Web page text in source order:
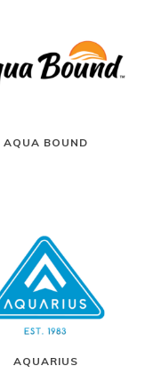
AQUA BOUND
AQUARIUS